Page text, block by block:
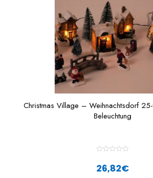
Christmas Village – Weihnachtsdorf
Beleuchtung
t26,82€